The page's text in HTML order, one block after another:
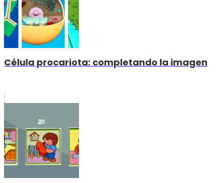
Célula procariota: completando la imagen